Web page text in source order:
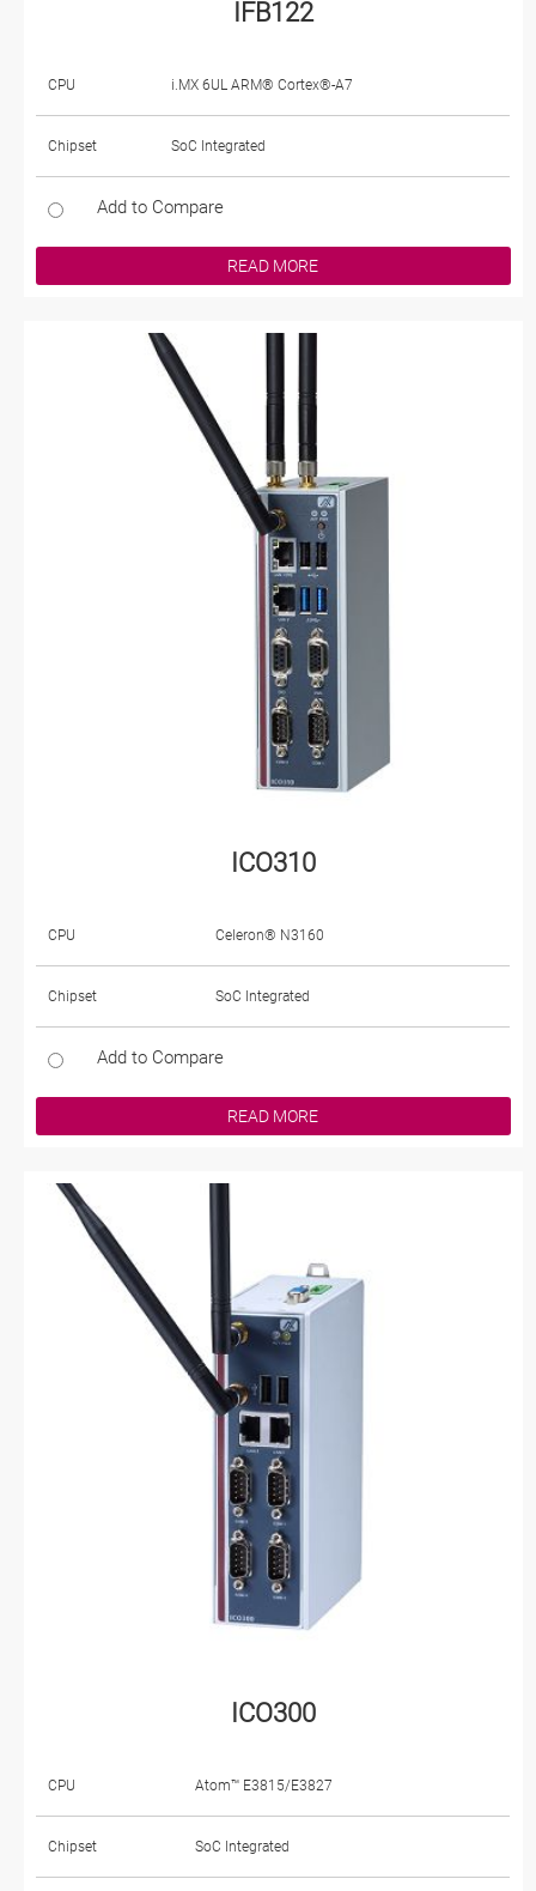
IFB122
CPU i.MX 6UL ARM® Cortex®-A7
Chipset SoC Integrated
Add to Compare
READ MORE
ICO310
CPU Celeron® N3160
Chipset SoC Integrated
Add to Compare
READ MORE
ICO300
CPU Atom™ E3815/E3827
Chipset SoC Integrated